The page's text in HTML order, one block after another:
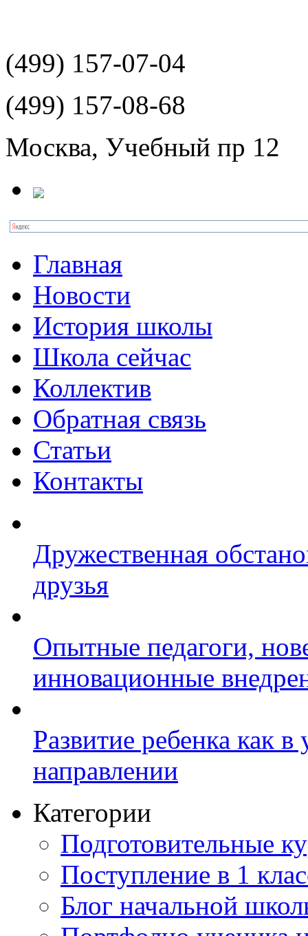
(499) 157-07-04
(499) 157-08-68
Москва, Учебный пр 12
Главная
Новости
История школы
Школа сейчас
Коллектив
Обратная связь
Статьи
Контакты
Дружественная
друзья
Опытные педагоги,
инновационные
Развитие ребенка как
направлении
Категории
Подготовительные
Поступление в 1
Блог начальной